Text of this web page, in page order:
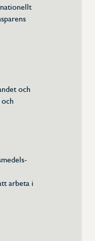
och
arbeta i